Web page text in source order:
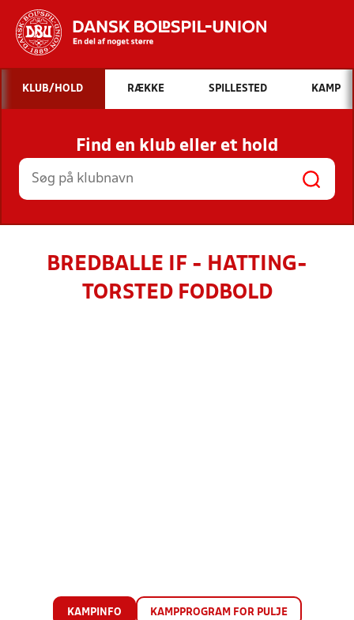
Hvad vil du søge efter?
INDHOLD OG NYHEDER
STILLINGER, RESULTATER, KLUBBER OG
HOLD
KLUB/HOLD RÆKKE SPILLESTED KAMP
Find en klub eller et hold
BREDBALLE IF - HATTING-
TORSTED FODBOLD
KAMPINFO KAMPPROGRAM FOR PULJE